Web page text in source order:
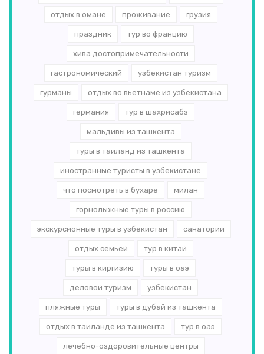
отдых в омане проживание грузия
праздник тур во францию
хива достопримечательности
гастрономический узбекистан туризм
гурманы отдых во вьетнаме из узбекистана
германия тур в шахрисабз
мальдивы из ташкента
туры в таиланд из ташкента
иностранные туристы в узбекистане
что посмотреть в бухаре милан
горнолыжные туры в россию
экскурсионные туры в узбекистан санатории
отдых семьей тур в китай
туры в киргизию туры в оаэ
деловой туризм узбекистан
пляжные туры туры в дубай из ташкента
отдых в таиланде из ташкента тур в оаэ
лечебно-оздоровительные центры